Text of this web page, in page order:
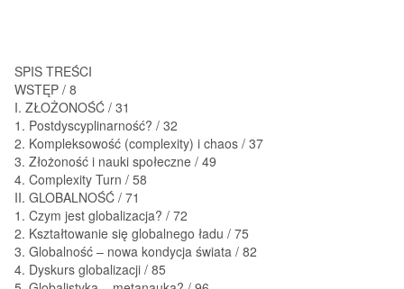
SPIS TREŚCI
WSTĘP / 8
I. ZŁOŻONOŚĆ / 31
1. Postdyscyplinarność? / 32
2. Kompleksowość (complexity) i chaos / 37
3. Złożoność i nauki społeczne / 49
4. Complexity Turn / 58
II. GLOBALNOŚĆ / 71
1. Czym jest globalizacja? / 72
2. Kształtowanie się globalnego ładu / 75
3. Globalność – nowa kondycja świata / 82
4. Dyskurs globalizacji / 85